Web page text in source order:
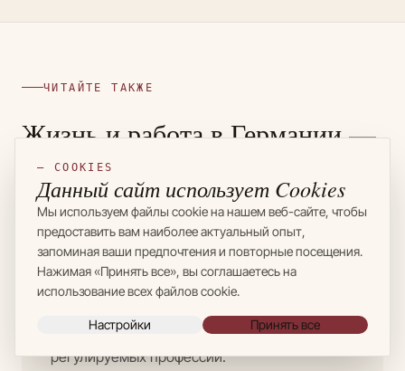
ЧИТАЙТЕ ТАКЖЕ
Жизнь и работа в Германии —
соседние материалы
ANERKENNUNG
Подтверждение диплома врача
и экзамены — для медиков и других
регулируемых профессий.
— COOKIES
Данный сайт использует Cookies
Мы используем файлы cookie на нашем веб-сайте, чтобы
предоставить вам наиболее актуальный опыт,
запоминая ваши предпочтения и повторные посещения.
Нажимая «Принять все», вы соглашаетесь на
использование всех файлов cookie.
Настройки Принять все